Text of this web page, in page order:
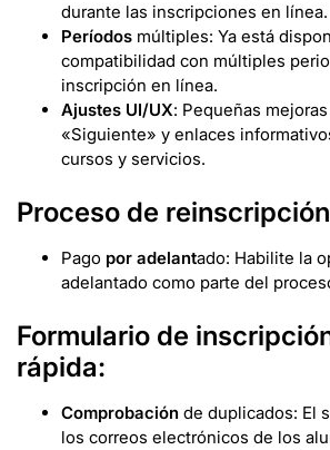
durante las inscripciones en línea.
Períodos múltiples: Ya está
compatibilidad con múltiples
inscripción en línea.
Ajustes UI/UX: Pequeñas
«Siguiente» y enlaces
cursos y servicios.
Proceso de
Pago por adelantado: Habilite la
adelantado como parte del
Formulario de
rápida:
Comprobación de duplicados: El
los correos electrónicos de los